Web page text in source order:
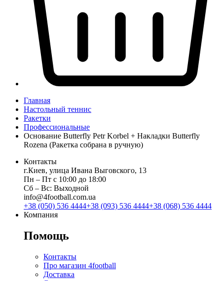
Главная
Настольный теннис
Ракетки
Профессиональные
Основание Butterfly Petr Korbel + Накладки Butterfly
Rozena (Ракетка собрана в ручную)
Контакты
г.Киев, улица Ивана Выговского, 13
Пн ‒ Пт с 10:00 до 18:00
Сб ‒ Вс: Выходной
info@4football.com.ua
+38 (050) 536 4444+38 (093) 536 4444+38 (068) 536 4444
Компания
Помощь
Контакты
Про магазин 4football
Доставка